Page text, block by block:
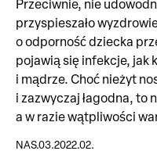
Przeciwnie, nie
przyspieszało
o odporność dziecka
pojawią się infekcje, jak
i mądrze. Choć nieżyt
i zazwyczaj łagodna, to
a w razie wątpliwości
NAS.03.2022.02.